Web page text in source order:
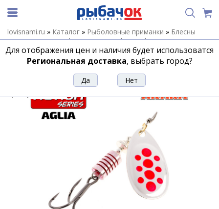
lovisnami.ru » Каталог » Рыболовные приманки » Блесны
летние»Блесны Akara»Блесны Akara Aglia»Блесна вращ.
Akara Action Series Aglia 1 4гр. 1/7 oz. A02
Блесна вращ. Akara Action Series Aglia
1 4гр. 1/7 oz. A02
Для отображения цен и наличия будет использоватся
Региональная доставка, выбрать город?